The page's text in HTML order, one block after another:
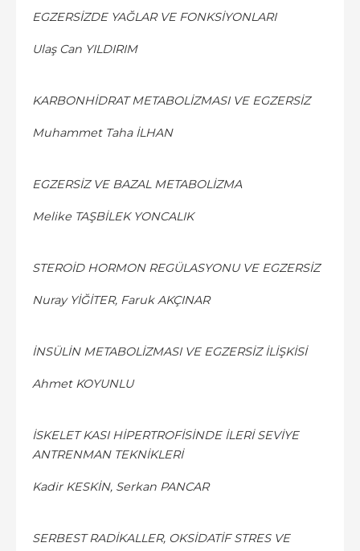
EGZERSİZDE YAĞLAR VE FONKSİYONLARI
Ulaş Can YILDIRIM
KARBONHİDRAT METABOLİZMASI VE EGZERSİZ
Muhammet Taha İLHAN
EGZERSİZ VE BAZAL METABOLİZMA
Melike TAŞBİLEK YONCALIK
STEROİD HORMON REGÜLASYONU VE EGZERSİZ
Nuray YİĞİTER, Faruk AKÇINAR
İNSÜLİN METABOLİZMASI VE EGZERSİZ İLİŞKİSİ
Ahmet KOYUNLU
İSKELET KASI HİPERTROFİSİNDE İLERİ SEVİYE
ANTRENMAN TEKNİKLERİ
Kadir KESKİN, Serkan PANCAR
SERBEST RADİKALLER, OKSİDATİF STRES VE